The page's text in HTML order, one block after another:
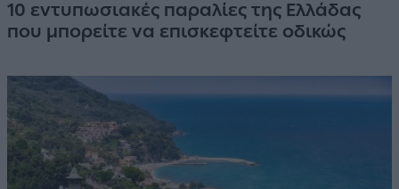
10 εντυπωσιακές παραλίες της Ελλάδας
που μπορείτε να επισκεφτείτε οδικώς